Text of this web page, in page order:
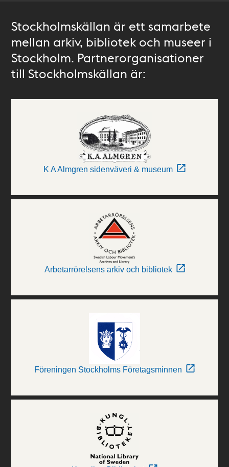
Stockholmskällan är ett samarbete
mellan arkiv, bibliotek och museer i
Stockholm. Partnerorganisationer
till Stockholmskällan är:
K A Almgren sidenväveri & museum
Arbetarrörelsens arkiv och bibliotek
Föreningen Stockholms Företagsminnen